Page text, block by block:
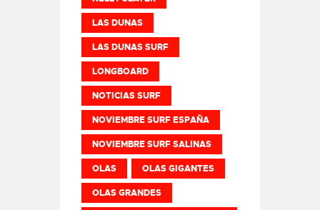
LAS DUNAS
LAS DUNAS SURF
LONGBOARD
NOTICIAS SURF
NOVIEMBRE SURF ESPAÑA
NOVIEMBRE SURF SALINAS
OLAS OLAS GIGANTES
OLAS GRANDES